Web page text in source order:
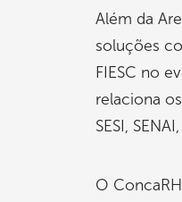
Além da
soluções
FIESC no
relaciona
SESI,
O